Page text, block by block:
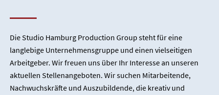
Die Studio Hamburg Production Group steht für eine
langlebige Unternehmensgruppe und einen vielseitigen
Arbeitgeber. Wir freuen uns über Ihr Interesse an unseren
aktuellen Stellenangeboten. Wir suchen Mitarbeitende,
Nachwuchskräfte und Auszubildende, die kreativ und